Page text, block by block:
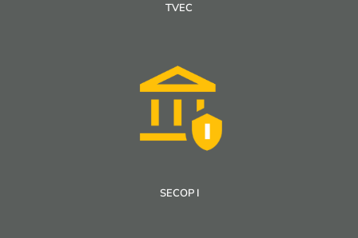
TVEC
SECOP I